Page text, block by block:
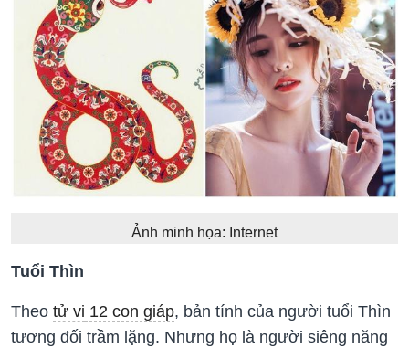
Ảnh minh họa: Internet
Tuổi Thìn
Theo tử vi 12 con giáp, bản tính của người tuổi Thìn
tương đối trầm lặng. Nhưng họ là người siêng năng